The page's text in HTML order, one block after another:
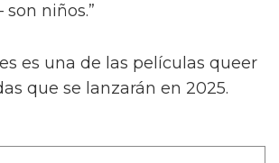
niños.”
es una de las películas queer
que se lanzarán en 2025.